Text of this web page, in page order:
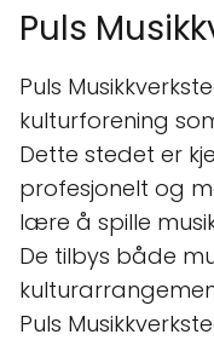
Puls
Puls
kulturforening
Dette stedet er
profesjonelt og
lære å spille
De tilbys både
Puls